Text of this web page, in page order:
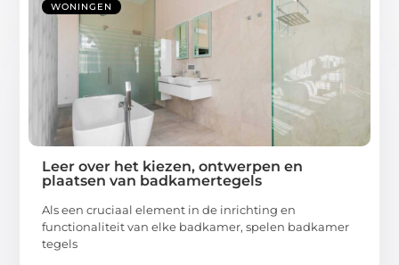
WONINGEN
Leer over het kiezen, ontwerpen en
plaatsen van badkamertegels
Als een cruciaal element in de inrichting en
functionaliteit van elke badkamer, spelen badkamer
tegels